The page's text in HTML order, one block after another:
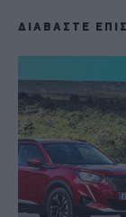
ΔΙΑΒΑΣΤΕ